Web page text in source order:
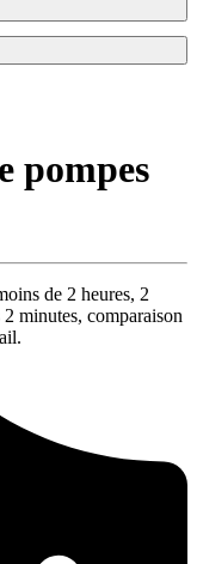
pompes
de 2 heures, 2
2 minutes, comparaison